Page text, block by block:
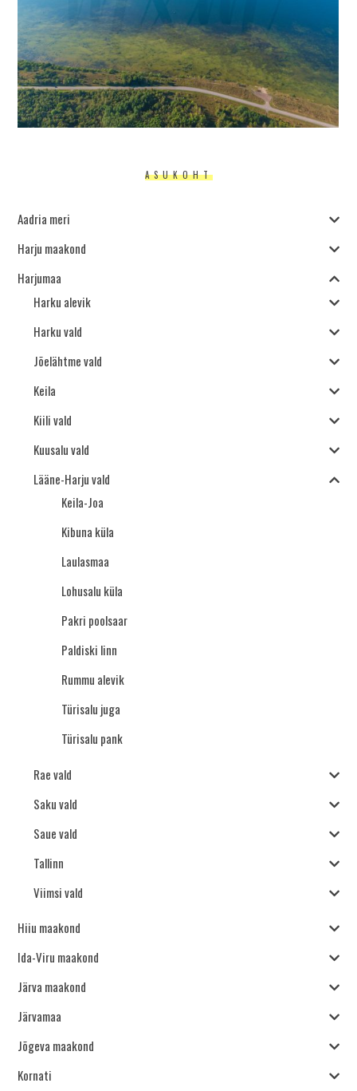
ASUKOHT
Aadria meri
Harju maakond
Harjumaa
Harku alevik
Harku vald
Jõelähtme vald
Keila
Kiili vald
Kuusalu vald
Lääne-Harju vald
Keila-Joa
Kibuna küla
Laulasmaa
Lohusalu küla
Pakri poolsaar
Paldiski linn
Rummu alevik
Türisalu juga
Türisalu pank
Rae vald
Saku vald
Saue vald
Tallinn
Viimsi vald
Hiiu maakond
Ida-Viru maakond
Järva maakond
Järvamaa
Jõgeva maakond
Kornati